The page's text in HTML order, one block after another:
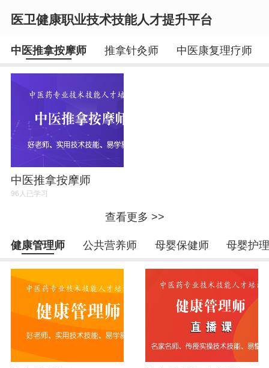
医卫健康职业技术技能人才提升平台
登录 注册
中医推拿按摩师 推拿针灸师 中医康复理疗师
中医推拿按摩师
96人已学习
查看更多 >>
健康管理师 公共营养师 母婴保健师 母婴护